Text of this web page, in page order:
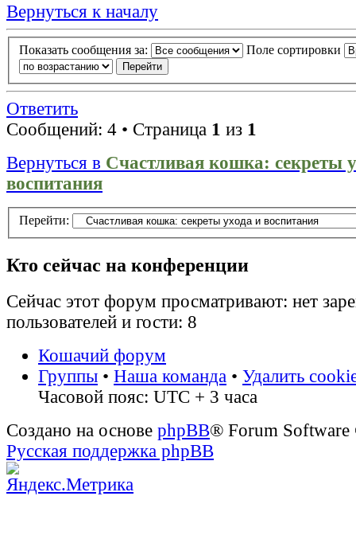
Вернуться к началу
Показать сообщения за: Поле сортировки
Ответить
Сообщений: 4 • Страница 1 из 1
Вернуться в Счастливая кошка: секреты
воспитания
Перейти:
Кто сейчас на конференции
Сейчас этот форум просматривают: нет
пользователей и гости: 8
Кошачий форум
Группы • Наша команда • Удалить
Часовой пояс: UTC + 3 часа
Создано на основе phpBB® Forum
Русская поддержка phpBB